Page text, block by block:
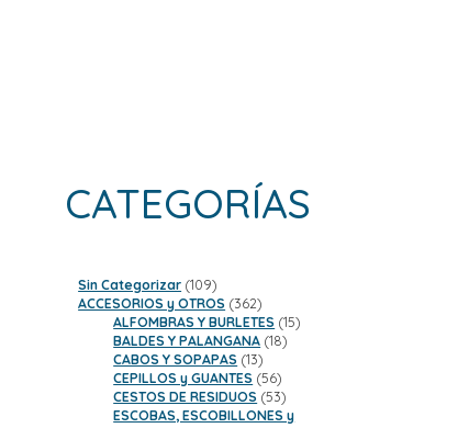
CATEGORÍAS
Sin Categorizar 109109
productos
ACCESORIOS y OTROS 362362
productos
ALFOMBRAS Y BURLETES 1515
BALDES Y PALANGANA 1818
CABOS Y SOPAPAS 1313
productos
CEPILLOS y GUANTES 5656
productos
CESTOS DE RESIDUOS 5353
productos
ESCOBAS, ESCOBILLONES y